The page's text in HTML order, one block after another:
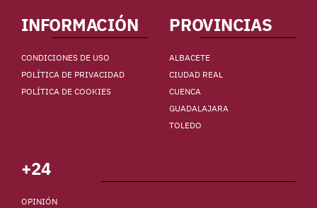
INFORMACIÓN
CONDICIONES DE USO
POLÍTICA DE PRIVACIDAD
POLÍTICA DE COOKIES
PROVINCIAS
ALBACETE
CIUDAD REAL
CUENCA
GUADALAJARA
TOLEDO
+24
OPINIÓN